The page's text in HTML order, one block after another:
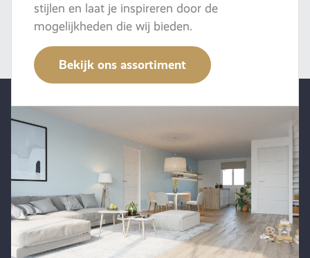
stijlen en laat je inspireren door de
mogelijkheden die wij bieden.
Bekijk ons assortiment